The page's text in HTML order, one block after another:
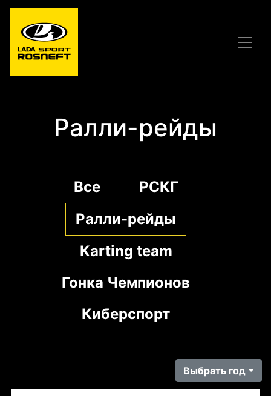
Ралли-рейды
Все
РСКГ
Ралли-рейды
Karting team
Гонка Чемпионов
Киберспорт
Выбрать год